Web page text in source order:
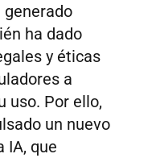
generado
ha dado
y éticas
a
uso. Por ello,
un nuevo
IA, que